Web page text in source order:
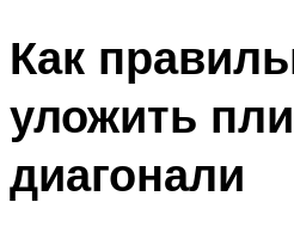
Как
уложить
диагонали